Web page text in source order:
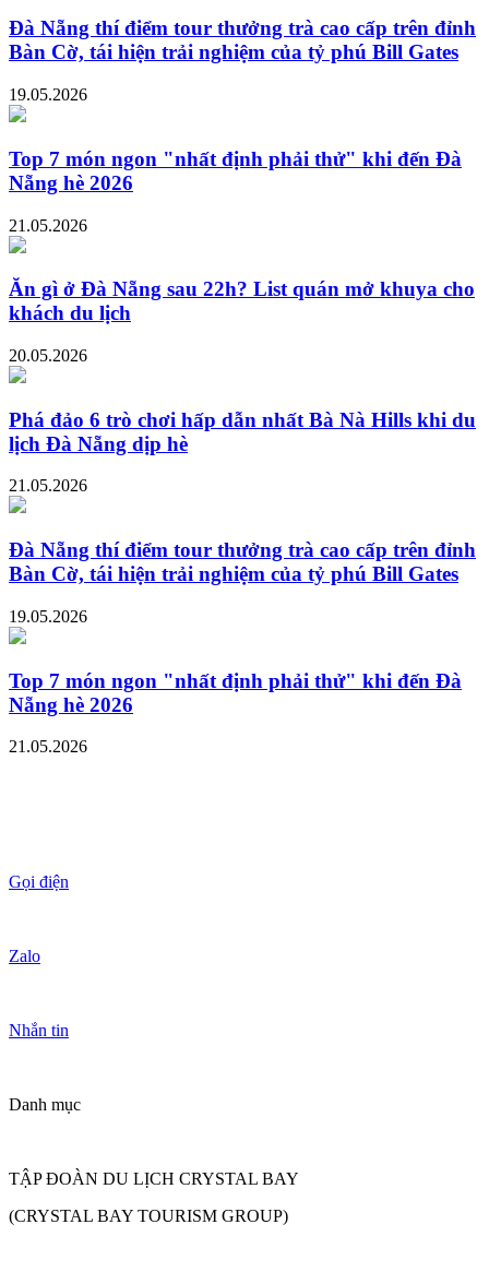
Đà Nẵng thí điểm tour thưởng trà cao cấp trên đỉnh
Bàn Cờ, tái hiện trải nghiệm của tỷ phú Bill Gates
19.05.2026
Top 7 món ngon "nhất định phải thử" khi đến Đà
Nẵng hè 2026
21.05.2026
Ăn gì ở Đà Nẵng sau 22h? List quán mở khuya cho
khách du lịch
20.05.2026
Phá đảo 6 trò chơi hấp dẫn nhất Bà Nà Hills khi du
lịch Đà Nẵng dịp hè
21.05.2026
Đà Nẵng thí điểm tour thưởng trà cao cấp trên đỉnh
Bàn Cờ, tái hiện trải nghiệm của tỷ phú Bill Gates
19.05.2026
Top 7 món ngon "nhất định phải thử" khi đến Đà
Nẵng hè 2026
21.05.2026
Gọi điện
Zalo
Nhắn tin
Danh mục
TẬP ĐOÀN DU LỊCH CRYSTAL BAY
(CRYSTAL BAY TOURISM GROUP)